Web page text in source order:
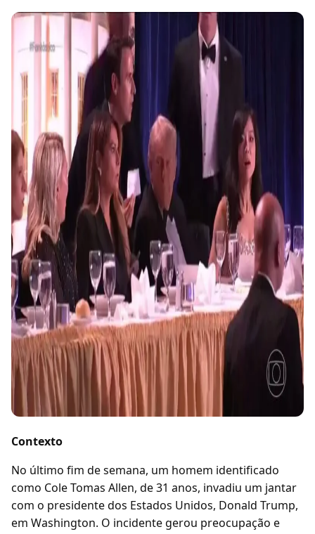
Contexto
No último fim de semana, um homem identificado
como Cole Tomas Allen, de 31 anos, invadiu um jantar
com o presidente dos Estados Unidos, Donald Trump,
em Washington. O incidente gerou preocupação e